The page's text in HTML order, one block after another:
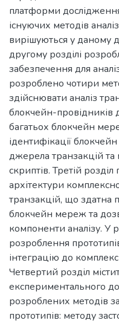
платформи
існуючих методів
вирішуються у даному
другому розділі
забезпечення для
розроблено чотири
здійснювати аналіз
блокчейн-провідників
багатьох блокчейн
ідентифікації
джерела транзакцій та
скриптів. Третій
архітектури
транзакцій, що здатна
блокчейн мереж та
компоненти аналізу. У
розроблення
інтеграцію до
Четвертий розділ
експериментального
розроблених методів
прототипів: методу